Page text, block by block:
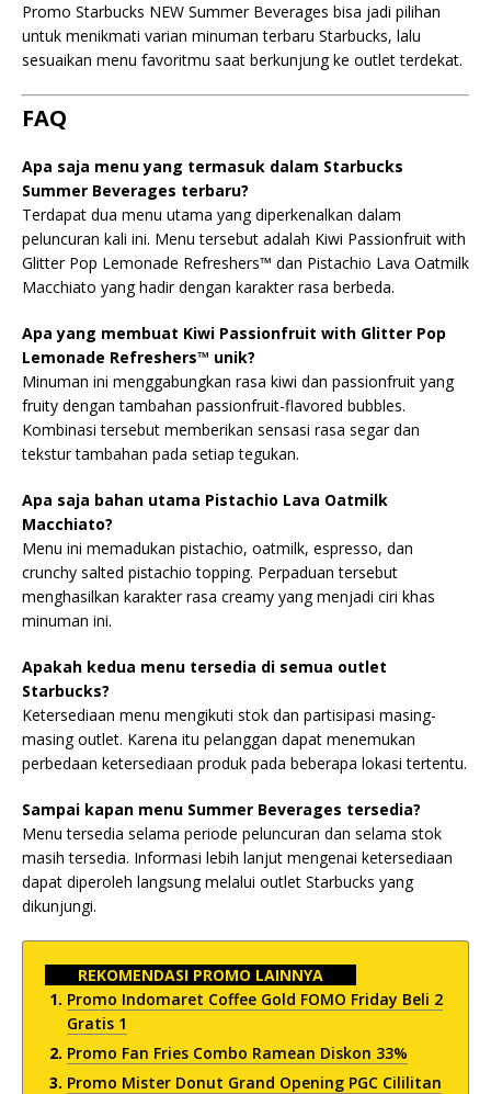
Promo Starbucks NEW Summer Beverages bisa jadi pilihan
untuk menikmati varian minuman terbaru Starbucks, lalu
sesuaikan menu favoritmu saat berkunjung ke outlet terdekat.
FAQ
Apa saja menu yang termasuk dalam Starbucks
Summer Beverages terbaru?
Terdapat dua menu utama yang diperkenalkan dalam
peluncuran kali ini. Menu tersebut adalah Kiwi Passionfruit with
Glitter Pop Lemonade Refreshers™ dan Pistachio Lava Oatmilk
Macchiato yang hadir dengan karakter rasa berbeda.
Apa yang membuat Kiwi Passionfruit with Glitter Pop
Lemonade Refreshers™ unik?
Minuman ini menggabungkan rasa kiwi dan passionfruit yang
fruity dengan tambahan passionfruit-flavored bubbles.
Kombinasi tersebut memberikan sensasi rasa segar dan
tekstur tambahan pada setiap tegukan.
Apa saja bahan utama Pistachio Lava Oatmilk
Macchiato?
Menu ini memadukan pistachio, oatmilk, espresso, dan
crunchy salted pistachio topping. Perpaduan tersebut
menghasilkan karakter rasa creamy yang menjadi ciri khas
minuman ini.
Apakah kedua menu tersedia di semua outlet
Starbucks?
Ketersediaan menu mengikuti stok dan partisipasi masing-
masing outlet. Karena itu pelanggan dapat menemukan
perbedaan ketersediaan produk pada beberapa lokasi tertentu.
Sampai kapan menu Summer Beverages tersedia?
Menu tersedia selama periode peluncuran dan selama stok
masih tersedia. Informasi lebih lanjut mengenai ketersediaan
dapat diperoleh langsung melalui outlet Starbucks yang
dikunjungi.
REKOMENDASI PROMO LAINNYA
Promo Indomaret Coffee Gold FOMO Friday Beli 2
Gratis 1
Promo Fan Fries Combo Ramean Diskon 33%
Promo Mister Donut Grand Opening PGC Cililitan